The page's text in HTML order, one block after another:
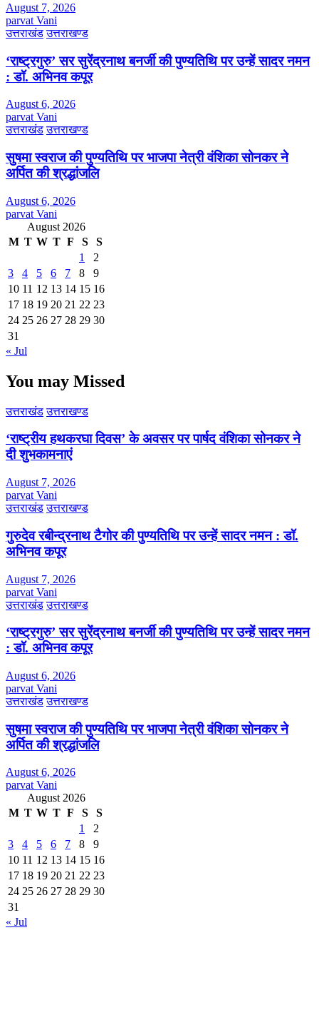
August 7, 2026
parvat Vani
उत्तराखंड उत्तराखण्ड
‘राष्ट्रगुरु’ सर सुरेंद्रनाथ बनर्जी की पुण्यतिथि पर उन्हें सादर नमन
: डॉ. अभिनव कपूर
August 6, 2026
parvat Vani
उत्तराखंड उत्तराखण्ड
सुषमा स्वराज की पुण्यतिथि पर भाजपा नेत्री वंशिका सोनकर ने
अर्पित की श्रद्धांजलि
August 6, 2026
parvat Vani
August 2026
M T W T F S
S
1
2
3
4 5 6 7 8
9
10 11 12 13 14 15 16
17 18 19 20 21 22 23
24 25 26 27 28 29 30
31
« Jul
You may Missed
उत्तराखंड उत्तराखण्ड
‘राष्ट्रीय हथकरघा दिवस’ के अवसर पर पार्षद वंशिका सोनकर ने
दी शुभकामनाएं
August 7, 2026
parvat Vani
उत्तराखंड उत्तराखण्ड
गुरुदेव रबीन्द्रनाथ टैगोर की पुण्यतिथि पर उन्हें सादर नमन : डॉ.
अभिनव कपूर
August 7, 2026
parvat Vani
उत्तराखंड उत्तराखण्ड
‘राष्ट्रगुरु’ सर सुरेंद्रनाथ बनर्जी की पुण्यतिथि पर उन्हें सादर नमन
: डॉ. अभिनव कपूर
August 6, 2026
parvat Vani
उत्तराखंड उत्तराखण्ड
सुषमा स्वराज की पुण्यतिथि पर भाजपा नेत्री वंशिका सोनकर ने
अर्पित की श्रद्धांजलि
August 6, 2026
parvat Vani
August 2026
M T W T F S
S
1
2
3
4 5 6 7 8
9
10 11 12 13 14 15 16
17 18 19 20 21 22 23
24 25 26 27 28 29 30
31
« Jul